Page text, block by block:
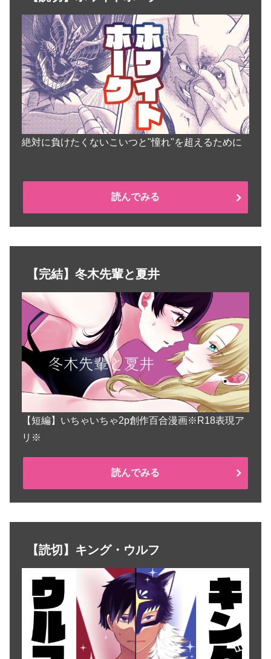
絶対に負けたくないこいつと"憧れ"を超えるために
読んでみる
【完結】冬木先輩と夏井
【短編】いちゃいちゃ2p創作百合漫画※R18表現ア
リ※
読んでみる
【読切】キング・ウルフ